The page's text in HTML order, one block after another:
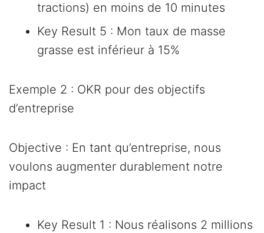
tractions) en moins de 10 minutes
Key Result 5 : Mon taux de masse
grasse est inférieur à 15%
Exemple 2 : OKR pour des objectifs
d’entreprise
Objective : En tant qu’entreprise, nous
voulons augmenter durablement notre
impact
Key Result 1 : Nous réalisons 2 millions